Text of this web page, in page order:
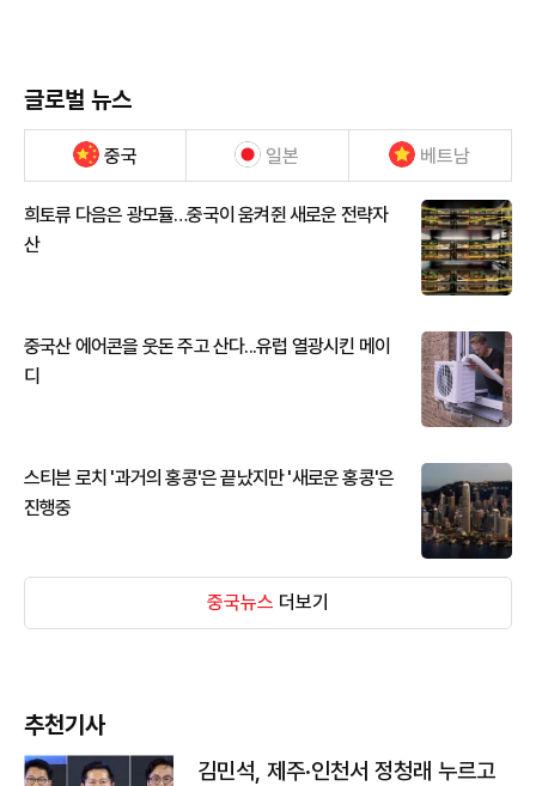
글로벌 뉴스
중국 일본 베트남
희토류 다음은 광모듈…중국이 움켜쥔 새로운 전략자
산
중국산 에어콘을 웃돈 주고 산다...유럽 열광시킨 메이
디
스티븐 로치 '과거의 홍콩'은 끝났지만 '새로운 홍콩'은
진행중
중국뉴스 더보기
추천기사
김민석, 제주·인천서 정청래 누르고